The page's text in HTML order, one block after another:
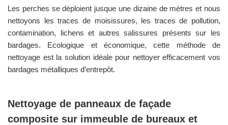
Les perches se déploient jusque une dizaine de mètres et nous
nettoyons les traces de moisissures, les traces de pollution,
contamination, lichens et autres salissures présents sur les
bardages. Ecologique et économique, cette méthode de
nettoyage est la solution idéale pour nettoyer efficacement vos
bardages métalliques d’entrepôt.
Nettoyage de panneaux de façade
composite sur immeuble de bureaux et